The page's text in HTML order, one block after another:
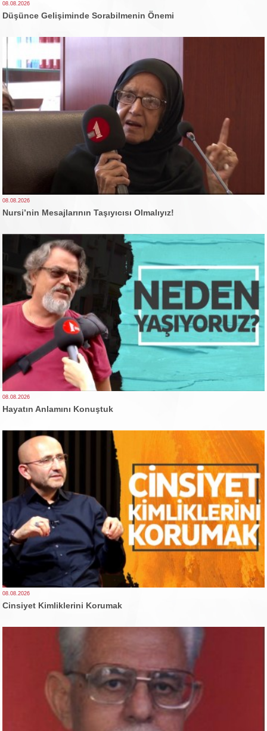
08.08.2026
Düşünce Gelişiminde Sorabilmenin Önemi
08.08.2026
Nursi’nin Mesajlarının Taşıyıcısı Olmalıyız!
08.08.2026
Hayatın Anlamını Konuştuk
08.08.2026
Cinsiyet Kimliklerini Korumak